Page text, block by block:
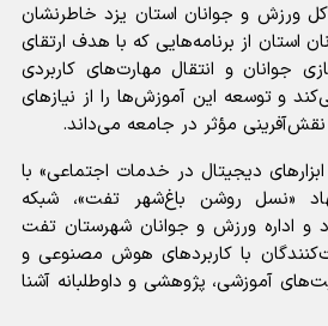
کل ورزش و جوانان استان یزد خاطرنشان
استان از برنامه‌هایی که با هدف ارتقای
جوانان و انتقال مهارت‌های کاربردی
و توسعه این آموزش‌ها را از نیازهای
مؤثر در جامعه می‌داند.
دیجیتال در خدمات اجتماعی» با
«نسل روشن باغ‌شهر تفت»، شبکه
و اداره ورزش و جوانان شهرستان تفت
با کاربردهای هوش مصنوعی و
آموزشی، پژوهشی و داوطلبانه آشنا